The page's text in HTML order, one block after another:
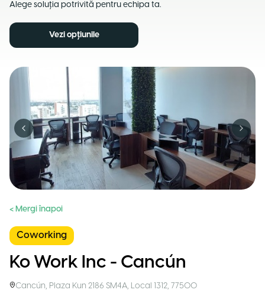
Alege soluția potrivită pentru echipa ta.
Vezi opțiunile
Previous slide Next
< Mergi înapoi
Coworking
Ko Work Inc - Cancún
Cancún, Plaza Kun 2186 SM4A, Local 1312, 77500